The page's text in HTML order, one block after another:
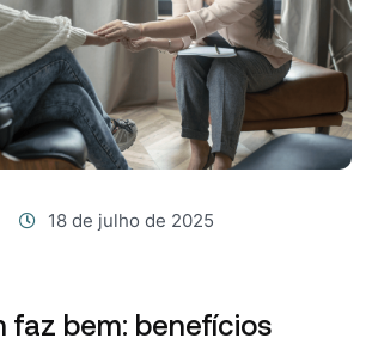
18 de julho de 2025
faz bem: benefícios